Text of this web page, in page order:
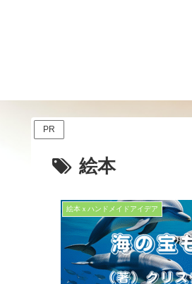
PR
絵本
絵本ｘハンドメイドアイデア